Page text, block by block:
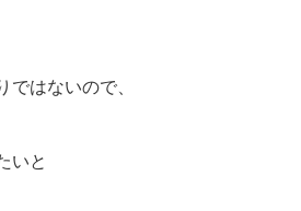
ではないので、
いと